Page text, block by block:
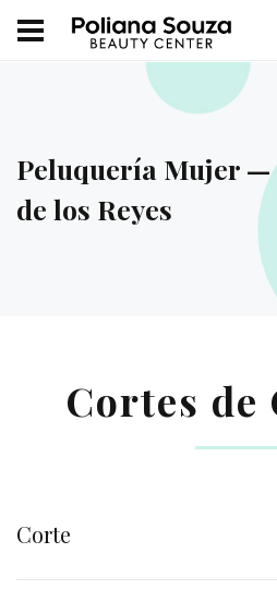
Peluquería Mujer —
de los Reyes
Cortes de
Corte